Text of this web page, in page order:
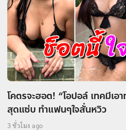
โคตรจะฮอต! “โอปอล์ เทคมีเ
สุดแซ่บ ทำแฟนๆใจสั่นหวิว
3 ชั่วโมง ago